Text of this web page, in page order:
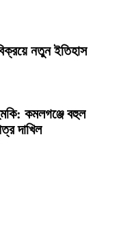
নতুন ইতিহাস
কমলগঞ্জে বহুল
দাখিল